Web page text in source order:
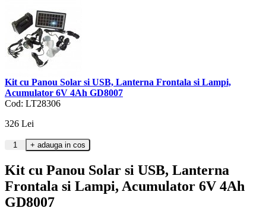
Kit cu Panou Solar si USB, Lanterna Frontala si Lampi,
Acumulator 6V 4Ah GD8007
Cod: LT28306
326 Lei
Kit cu Panou Solar si USB, Lanterna
Frontala si Lampi, Acumulator 6V 4Ah
GD8007